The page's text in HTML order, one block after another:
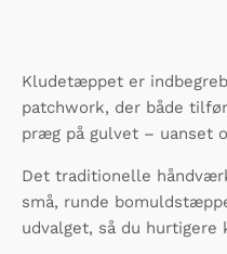
Kludetæppet er
patchwork, der både
præg på gulvet – uanset
Det traditionelle
små, runde
udvalget, så du